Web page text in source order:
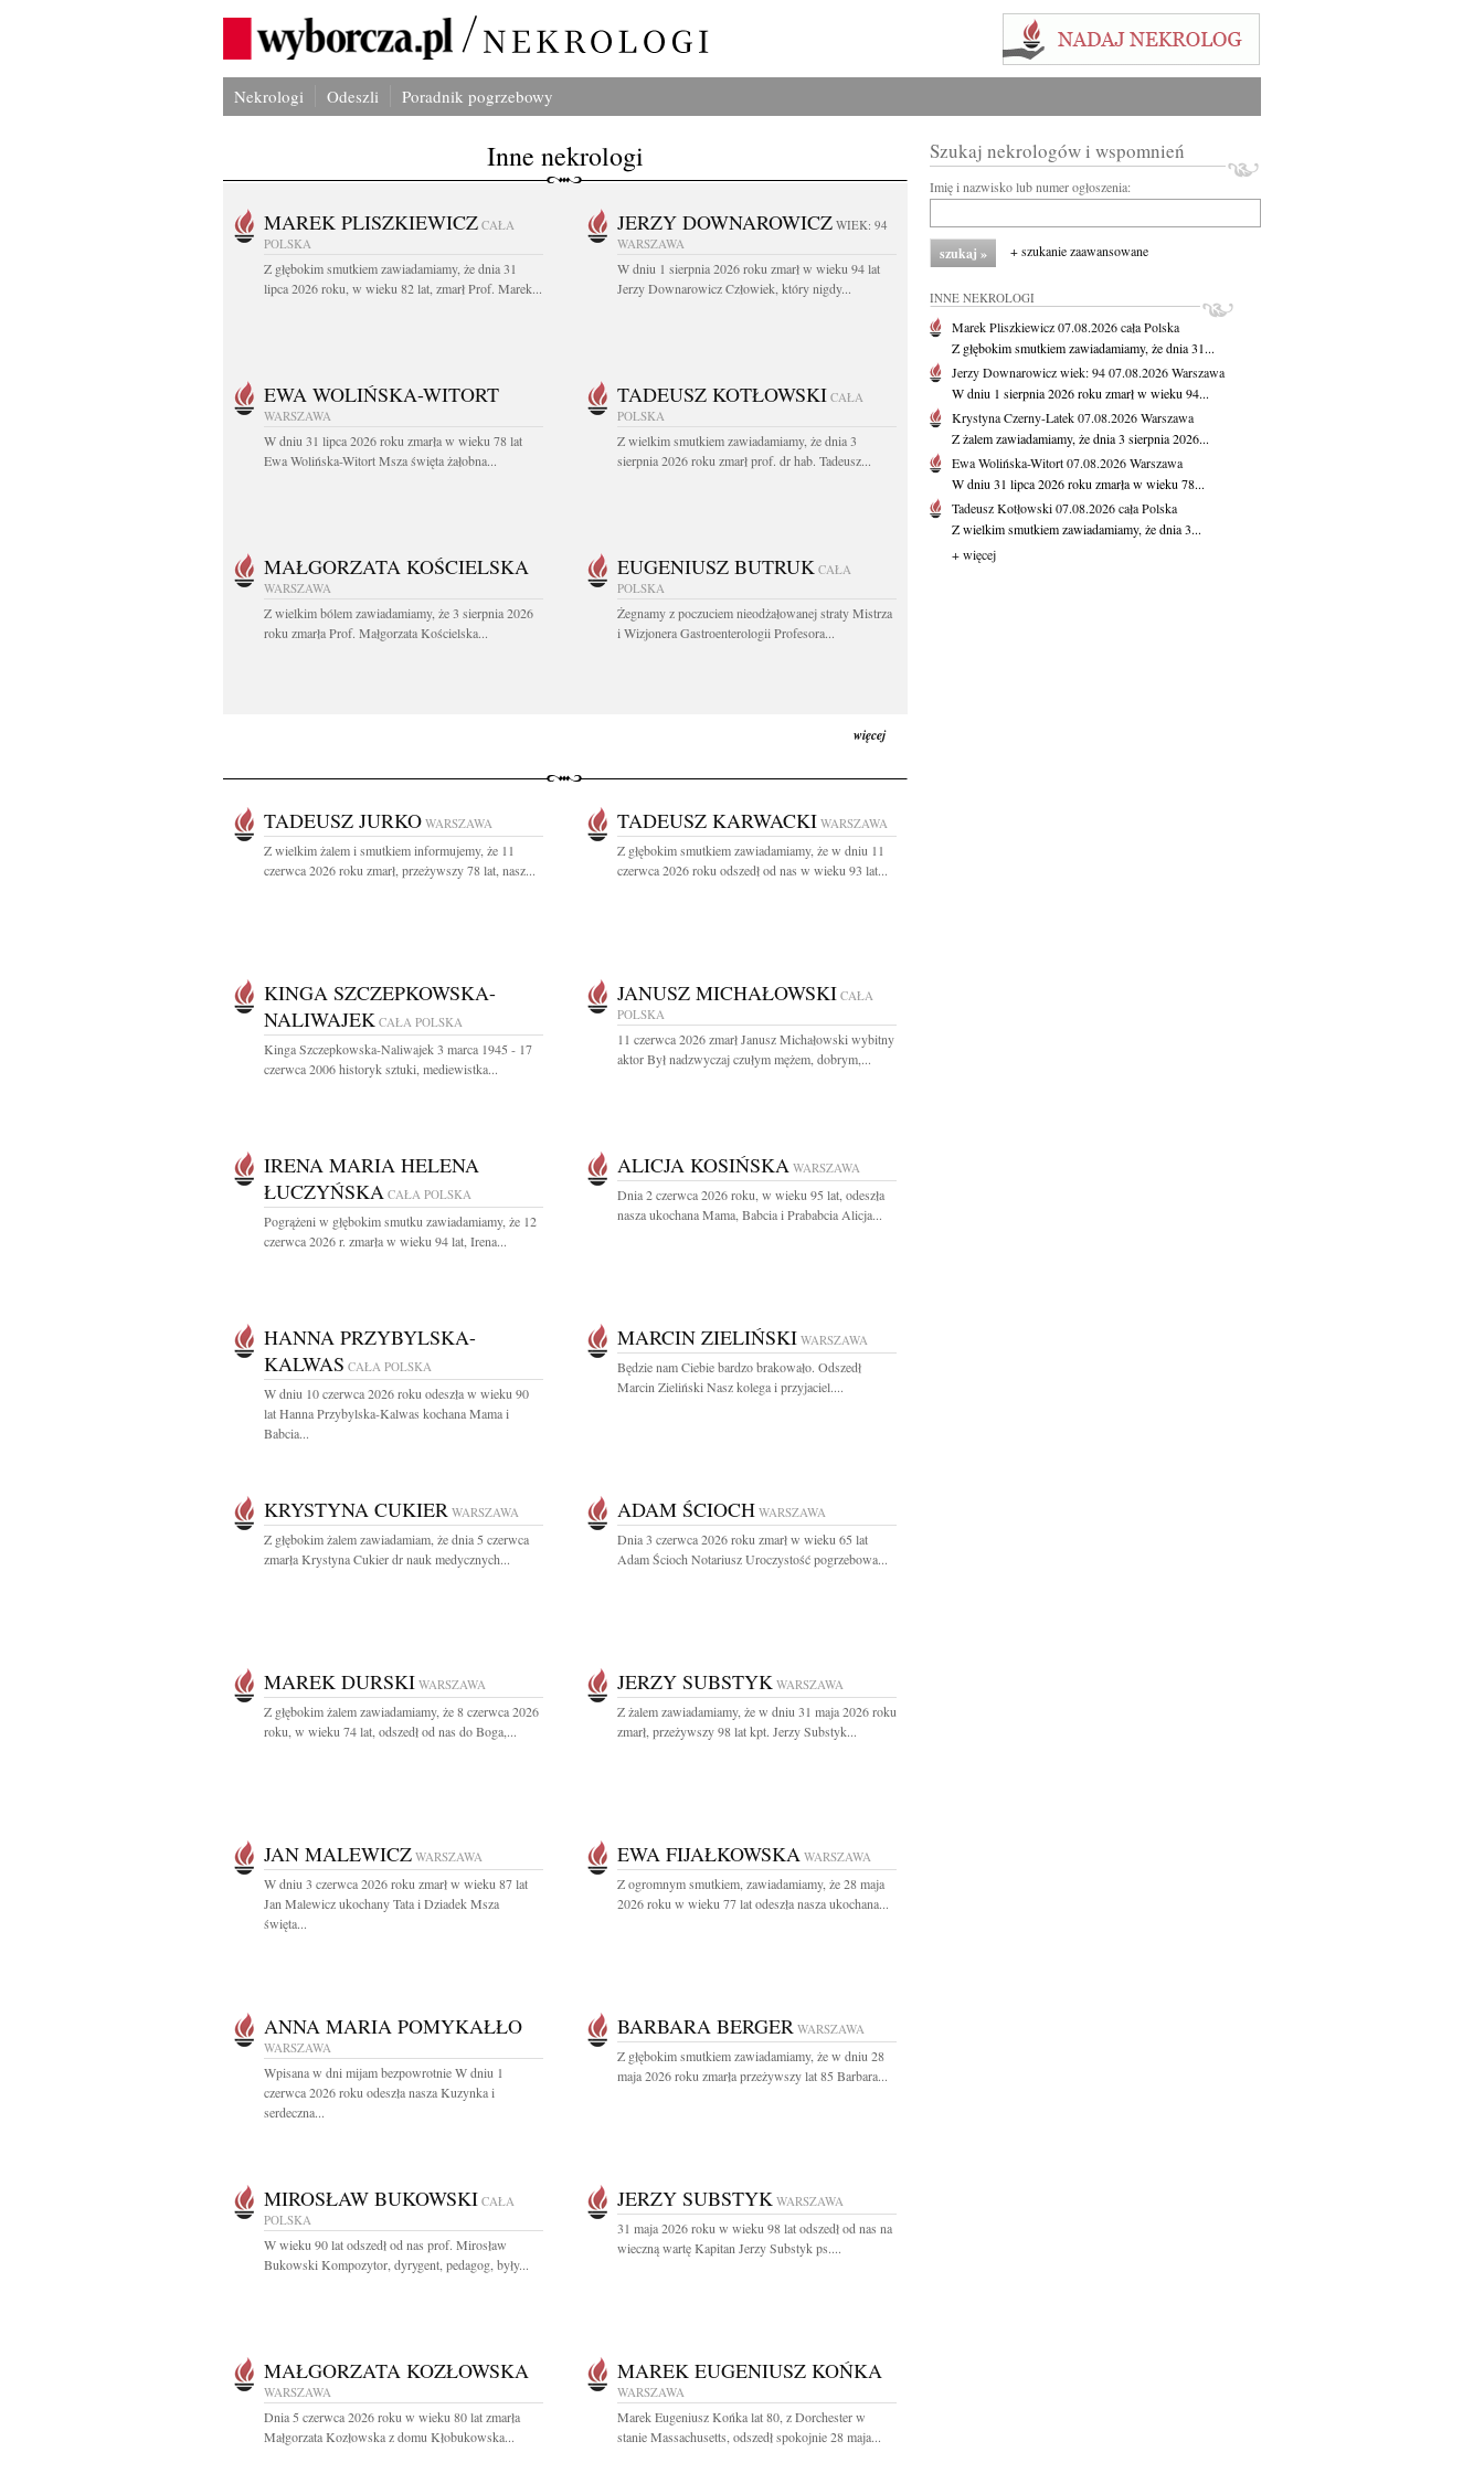
Nekrologi Odeszli Poradnik pogrzebowy
Inne nekrologi
MAREK PLISZKIEWICZ CAŁA
POLSKA
Z głębokim smutkiem zawiadamiamy, że dnia 31
lipca 2026 roku, w wieku 82 lat, zmarł Prof. Marek...
JERZY DOWNAROWICZ WIEK: 94
WARSZAWA
W dniu 1 sierpnia 2026 roku zmarł w wieku 94 lat
Jerzy Downarowicz Człowiek, który nigdy...
EWA WOLIŃSKA-WITORT
WARSZAWA
W dniu 31 lipca 2026 roku zmarła w wieku 78 lat
Ewa Wolińska-Witort Msza święta żałobna...
TADEUSZ KOTŁOWSKI CAŁA
POLSKA
Z wielkim smutkiem zawiadamiamy, że dnia 3
sierpnia 2026 roku zmarł prof. dr hab. Tadeusz...
MAŁGORZATA KOŚCIELSKA
WARSZAWA
Z wielkim bólem zawiadamiamy, że 3 sierpnia 2026
roku zmarła Prof. Małgorzata Kościelska...
EUGENIUSZ BUTRUK CAŁA
POLSKA
Żegnamy z poczuciem nieodżałowanej straty Mistrza
i Wizjonera Gastroenterologii Profesora...
więcej
TADEUSZ JURKO WARSZAWA
Z wielkim żalem i smutkiem informujemy, że 11
czerwca 2026 roku zmarł, przeżywszy 78 lat, nasz...
TADEUSZ KARWACKI WARSZAWA
Z głębokim smutkiem zawiadamiamy, że w dniu 11
czerwca 2026 roku odszedł od nas w wieku 93 lat...
KINGA SZCZEPKOWSKA-
NALIWAJEK CAŁA POLSKA
Kinga Szczepkowska-Naliwajek 3 marca 1945 - 17
czerwca 2006 historyk sztuki, mediewistka...
JANUSZ MICHAŁOWSKI CAŁA
POLSKA
11 czerwca 2026 zmarł Janusz Michałowski wybitny
aktor Był nadzwyczaj czułym mężem, dobrym,...
IRENA MARIA HELENA
ŁUCZYŃSKA CAŁA POLSKA
Pogrążeni w głębokim smutku zawiadamiamy, że 12
czerwca 2026 r. zmarła w wieku 94 lat, Irena...
ALICJA KOSIŃSKA WARSZAWA
Dnia 2 czerwca 2026 roku, w wieku 95 lat, odeszła
nasza ukochana Mama, Babcia i Prababcia Alicja...
HANNA PRZYBYLSKA-
KALWAS CAŁA POLSKA
W dniu 10 czerwca 2026 roku odeszła w wieku 90
lat Hanna Przybylska-Kalwas kochana Mama i
Babcia...
MARCIN ZIELIŃSKI WARSZAWA
Będzie nam Ciebie bardzo brakowało. Odszedł
Marcin Zieliński Nasz kolega i przyjaciel....
KRYSTYNA CUKIER WARSZAWA
Z głębokim żalem zawiadamiam, że dnia 5 czerwca
zmarła Krystyna Cukier dr nauk medycznych...
ADAM ŚCIOCH WARSZAWA
Dnia 3 czerwca 2026 roku zmarł w wieku 65 lat
Adam Ścioch Notariusz Uroczystość pogrzebowa...
MAREK DURSKI WARSZAWA
Z głębokim żalem zawiadamiamy, że 8 czerwca 2026
roku, w wieku 74 lat, odszedł od nas do Boga,...
JERZY SUBSTYK WARSZAWA
Z żalem zawiadamiamy, że w dniu 31 maja 2026 roku
zmarł, przeżywszy 98 lat kpt. Jerzy Substyk...
JAN MALEWICZ WARSZAWA
W dniu 3 czerwca 2026 roku zmarł w wieku 87 lat
Jan Malewicz ukochany Tata i Dziadek Msza
święta...
EWA FIJAŁKOWSKA WARSZAWA
Z ogromnym smutkiem, zawiadamiamy, że 28 maja
2026 roku w wieku 77 lat odeszła nasza ukochana...
ANNA MARIA POMYKAŁŁO
WARSZAWA
Wpisana w dni mijam bezpowrotnie W dniu 1
czerwca 2026 roku odeszła nasza Kuzynka i
serdeczna...
BARBARA BERGER WARSZAWA
Z głębokim smutkiem zawiadamiamy, że w dniu 28
maja 2026 roku zmarła przeżywszy lat 85 Barbara...
MIROSŁAW BUKOWSKI CAŁA
POLSKA
W wieku 90 lat odszedł od nas prof. Mirosław
Bukowski Kompozytor, dyrygent, pedagog, były...
JERZY SUBSTYK WARSZAWA
31 maja 2026 roku w wieku 98 lat odszedł od nas na
wieczną wartę Kapitan Jerzy Substyk ps....
MAŁGORZATA KOZŁOWSKA
WARSZAWA
Dnia 5 czerwca 2026 roku w wieku 80 lat zmarła
Małgorzata Kozłowska z domu Kłobukowska...
MAREK EUGENIUSZ KOŃKA
WARSZAWA
Marek Eugeniusz Końka lat 80, z Dorchester w
stanie Massachusetts, odszedł spokojnie 28 maja...
Szukaj nekrologów i wspomnień
Imię i nazwisko lub numer ogłoszenia:
+ szukanie zaawansowane
INNE NEKROLOGI
Marek Pliszkiewicz07.08.2026cała Polska
Z głębokim smutkiem zawiadamiamy, że dnia 31...
Jerzy Downarowiczwiek: 9407.08.2026Warszawa
W dniu 1 sierpnia 2026 roku zmarł w wieku 94...
Krystyna Czerny-Latek07.08.2026Warszawa
Z żalem zawiadamiamy, że dnia 3 sierpnia 2026...
Ewa Wolińska-Witort07.08.2026Warszawa
W dniu 31 lipca 2026 roku zmarła w wieku 78...
Tadeusz Kotłowski07.08.2026cała Polska
Z wielkim smutkiem zawiadamiamy, że dnia 3...
+ więcej